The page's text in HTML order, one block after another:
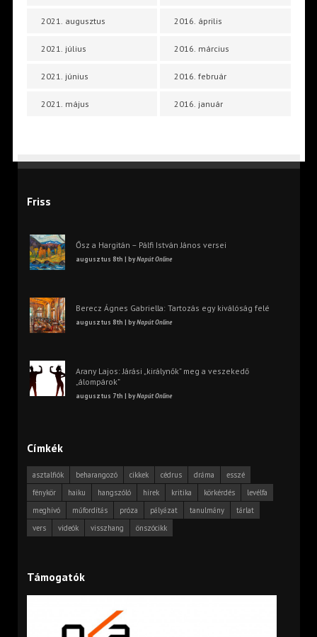
2021. augusztus
2021. július
2021. június
2021. május
2016. április
2016. március
2016. február
2016. január
Friss
Ősz a Hargitán – Pálfi István János versei
augusztus 8th | byNapút Online
Berecz Ágnes Gabriella: Tartozás egy kiválóság felé
augusztus 8th | byNapút Online
Arany Lajos: Járási „királynők” meg a veszekedő
„álompárok”
augusztus 7th | byNapút Online
Címkék
asztalfiók beharangozó cikkek cédrus dráma
esszé
fénykör
haiku hangszóló hírek kritika körkérdés
levélfa
meghívó
műfordítás próza pályázat tanulmány
tárlat
vers
videók visszhang önszócikk
Támogatók